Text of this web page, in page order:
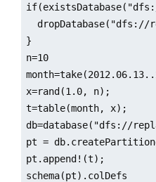
dropDatabase("dfs://
}
n=10
x=rand(1.0, n);
t=table(month, x);
db=database("dfs://
pt =
pt.append!(t);
schema(pt).colDefs